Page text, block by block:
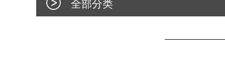
全部分类